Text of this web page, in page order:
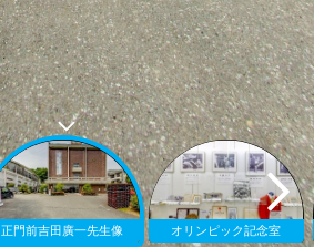
正門前吉田廣一先生像 オリンピック記念室